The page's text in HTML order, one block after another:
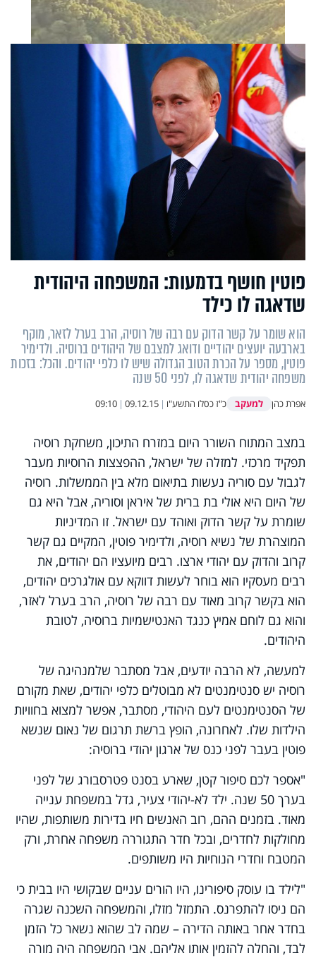
פוטין חושף בדמעות: המשפחה היהודית
שדאגה לו כילד
הוא שומר על קשר הדוק עם רבה של רוסיה, הרב בערל לזאר, מוקף
בארבעה יועצים יהודיים ודואג למצבם של היהודים ברוסיה. ולדימיר
פוטין, מספר על הכרת הטוב הגדולה שיש לו כלפי יהודים. והכל: בזכות
משפחה יהודית שדאגה לו, לפני 50 שנה
אפרת כהן למעקב כ"ז כסלו התשע"ו |
09.12.15
|
09:10
במצב המתוח השורר היום במזרח התיכון, משחקת רוסיה
תפקיד מרכזי. למזלה של ישראל, ההפצצות הרוסיות מעבר
לגבול עם סוריה נעשות בתיאום מלא בין הממשלות. רוסיה
של היום היא אולי בת ברית של איראן וסוריה, אבל היא גם
שומרת על קשר הדוק ואוהד עם ישראל. זו המדיניות
המוצהרת של נשיא רוסיה, ולדימיר פוטין, המקיים גם קשר
קרוב והדוק עם יהודי ארצו. רבים מיועציו הם יהודים, את
רבים מעסקיו הוא בוחר לעשות דווקא עם אולגרכים יהודים,
הוא בקשר קרוב מאוד עם רבה של רוסיה, הרב בערל לאזר,
והוא גם לוחם אמיץ כנגד האנטישמיות ברוסיה, לטובת
היהודים.
למעשה, לא הרבה יודעים, אבל מסתבר שלמנהיגה של
רוסיה יש סנטימנטים לא מבוטלים כלפי יהודים, שאת מקורם
של הסנטימנטים לעם היהודי, מסתבר, אפשר למצוא בחוויות
הילדות שלו. לאחרונה, הופץ ברשת תרגום של נאום שנשא
פוטין בעבר לפני כנס של ארגון יהודי ברוסיה:
"אספר לכם סיפור קטן, שארע בסנט פטרסבורג של לפני
בערך 50 שנה. ילד לא-יהודי צעיר, גדל במשפחת ענייה
מאוד. בזמנים ההם, רוב האנשים חיו בדירות משותפות, שהיו
מחולקות לחדרים, ובכל חדר התגוררה משפחה אחרת, ורק
המטבח וחדרי הנוחיות היו משותפים.
"לילד בו עוסק סיפורינו, היו הורים עניים שבקושי היו בבית כי
הם ניסו להתפרנס. התמזל מזלו, והמשפחה השכנה שגרה
בחדר אחר באותה הדירה – שמה לב שהוא נשאר כל הזמן
לבד, והחלה להזמין אותו אליהם. אבי המשפחה היה מורה